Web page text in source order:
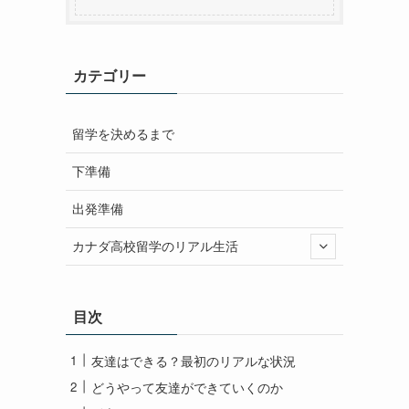
カテゴリー
留学を決めるまで
下準備
出発準備
カナダ高校留学のリアル生活
目次
友達はできる？最初のリアルな状況
どうやって友達ができていくのか